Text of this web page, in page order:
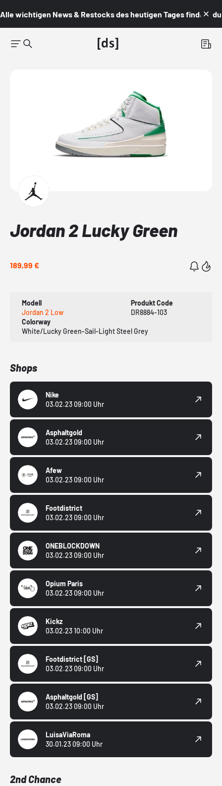
Alle wichtigen News & Restocks des heutigen Tages findest du
Jordan 2 Lucky Green
189,99 €
Modell
Jordan 2 Low
Produkt Code
DR8884-103
Colorway
White/Lucky Green-Sail-Light Steel Grey
Shops
Nike
03.02.23 09:00 Uhr
Asphaltgold
03.02.23 09:00 Uhr
Afew
03.02.23 09:00 Uhr
Footdistrict
03.02.23 09:00 Uhr
ONEBLOCKDOWN
03.02.23 09:00 Uhr
Opium Paris
03.02.23 09:00 Uhr
Kickz
03.02.23 10:00 Uhr
Footdistrict [GS]
03.02.23 09:00 Uhr
Asphaltgold [GS]
03.02.23 09:00 Uhr
LuisaViaRoma
30.01.23 09:00 Uhr
2nd Chance